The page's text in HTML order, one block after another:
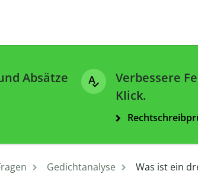
Absätze
Verbessere
Klick.
Gedichtanalyse Was ist ein